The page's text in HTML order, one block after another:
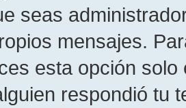
seas
mensajes.
esta opción
respondió tu